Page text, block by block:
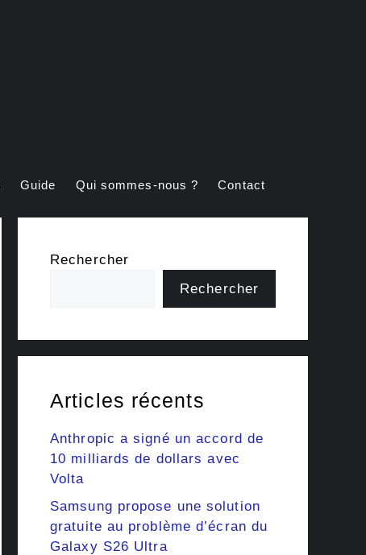
Guide Qui sommes-nous ? Contact
Rechercher
Rechercher
Articles récents
Anthropic a signé un accord de
10 milliards de dollars avec
Volta
Samsung propose une solution
gratuite au problème d’écran du
Galaxy S26 Ultra